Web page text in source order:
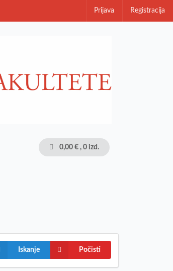
Prijava Registracija
0,00 € , 0 izd.
Iskanje
Počisti